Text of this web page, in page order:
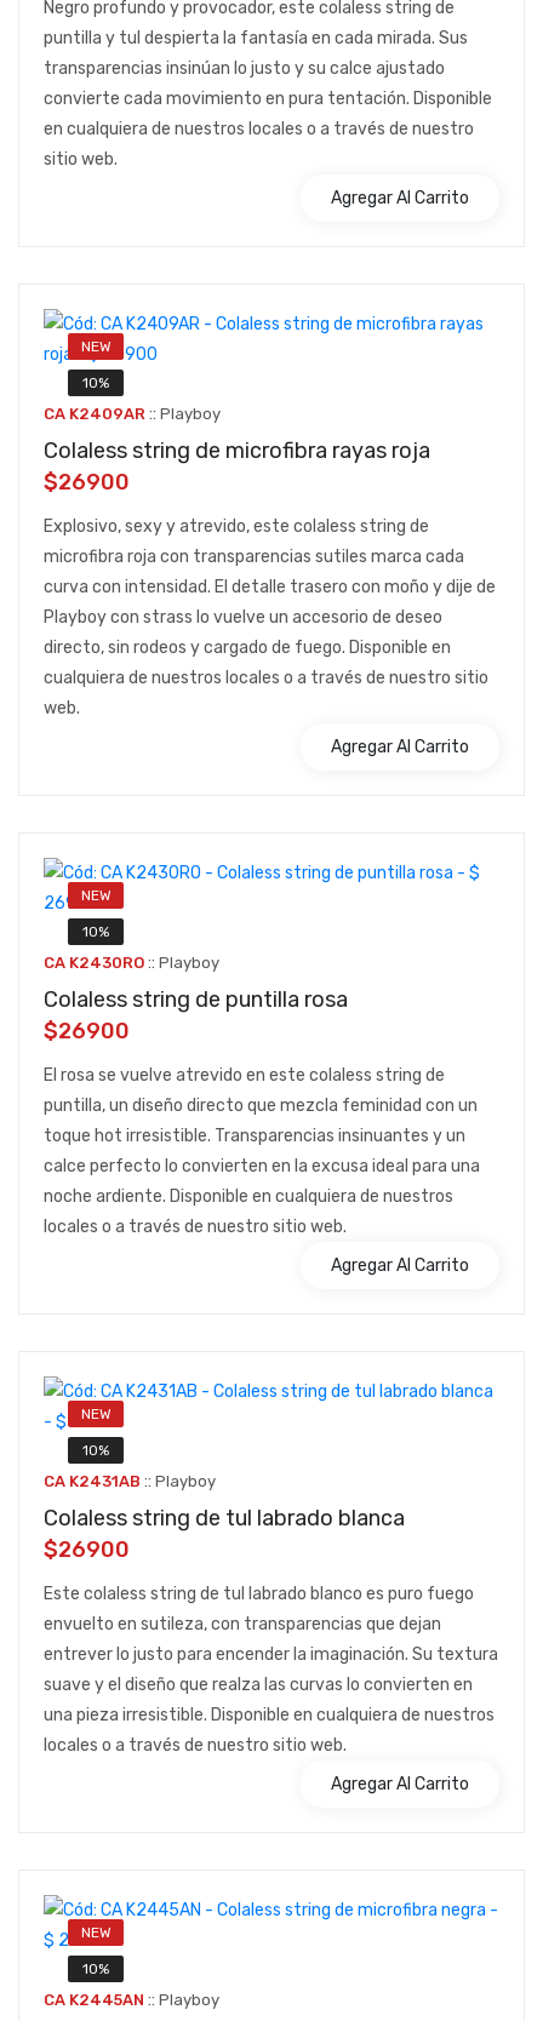
Negro profundo y provocador, este colaless string de
puntilla y tul despierta la fantasía en cada mirada. Sus
transparencias insinúan lo justo y su calce ajustado
convierte cada movimiento en pura tentación. Disponible
en cualquiera de nuestros locales o a través de nuestro
sitio web.
Agregar Al Carrito
NEW
10%
CA K2409AR :: Playboy
Colaless string de microfibra rayas roja
$26900
Explosivo, sexy y atrevido, este colaless string de
microfibra roja con transparencias sutiles marca cada
curva con intensidad. El detalle trasero con moño y dije de
Playboy con strass lo vuelve un accesorio de deseo
directo, sin rodeos y cargado de fuego. Disponible en
cualquiera de nuestros locales o a través de nuestro sitio
web.
Agregar Al Carrito
NEW
10%
CA K2430RO :: Playboy
Colaless string de puntilla rosa
$26900
El rosa se vuelve atrevido en este colaless string de
puntilla, un diseño directo que mezcla feminidad con un
toque hot irresistible. Transparencias insinuantes y un
calce perfecto lo convierten en la excusa ideal para una
noche ardiente. Disponible en cualquiera de nuestros
locales o a través de nuestro sitio web.
Agregar Al Carrito
NEW
10%
CA K2431AB :: Playboy
Colaless string de tul labrado blanca
$26900
Este colaless string de tul labrado blanco es puro fuego
envuelto en sutileza, con transparencias que dejan
entrever lo justo para encender la imaginación. Su textura
suave y el diseño que realza las curvas lo convierten en
una pieza irresistible. Disponible en cualquiera de nuestros
locales o a través de nuestro sitio web.
Agregar Al Carrito
NEW
10%
CA K2445AN :: Playboy